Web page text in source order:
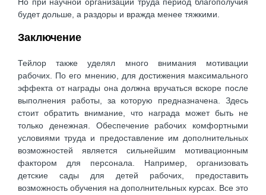
будет дольше, а раздоры и вражда менее тяжкими.
Заключение
Тейлор также уделял много внимания мотивации
рабочих. По его мнению, для достижения максимального
эффекта от награды она должна вручаться вскоре после
выполнения работы, за которую предназначена. Здесь
стоит обратить внимание, что награда может быть не
только денежная. Обеспечение рабочих комфортными
условиями труда и предоставление им дополнительных
возможностей является сильнейшим мотивационным
фактором для персонала. Например, организовать
детские сады для детей рабочих, предоставить
возможность обучения на дополнительных курсах. Все это